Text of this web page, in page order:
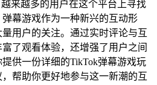
来越多的用户在这个平台上寻找
幕游戏作为一种新兴的互动形
用户的关注。通过实时评论与互
了观看体验，还增强了用户之间
供一份详细的TikTok弹幕游戏玩
帮助你更好地参与这一新潮的互